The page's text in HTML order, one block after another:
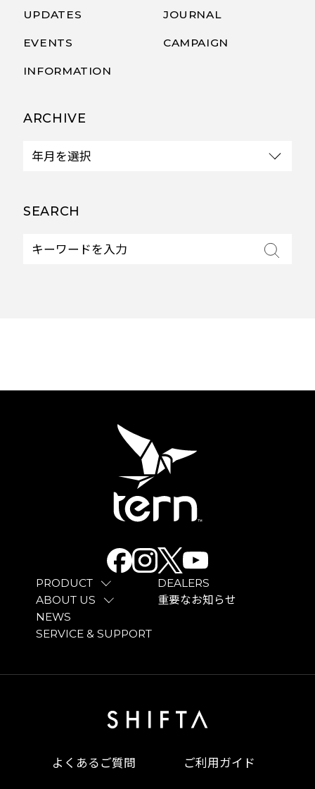
UPDATES JOURNAL
EVENTS CAMPAIGN
INFORMATION
ARCHIVE
SEARCH
PRODUCT
ABOUT US
NEWS
SERVICE & SUPPORT
DEALERS
重要なお知らせ
よくあるご質問 ご利用ガイド